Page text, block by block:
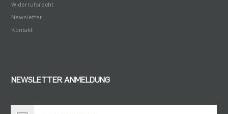
Widerrufsrecht
Newsletter
Kontakt
NEWSLETTER ANMELDUNG